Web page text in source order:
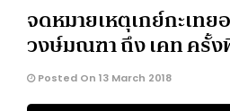
จดหมายเหตุเกย์กะเทย
วงษ์มณฑา ถึง เคท ครั้
Posted On 13 March 2018